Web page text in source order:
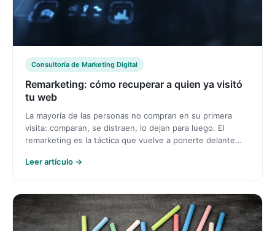
Consultoría de Marketing Digital
Remarketing: cómo recuperar a quien ya visitó
tu web
La mayoría de las personas no compran en su primera
visita: comparan, se distraen, lo dejan para luego. El
remarketing es la táctica que vuelve a ponerte delante…
Leer artículo →